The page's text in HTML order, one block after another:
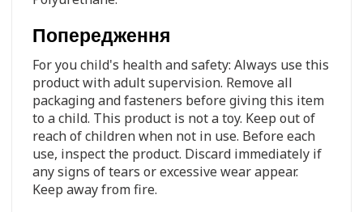
Попередження
For you child's health and safety: Always use this
product with adult supervision. Remove all
packaging and fasteners before giving this item
to a child. This product is not a toy. Keep out of
reach of children when not in use. Before each
use, inspect the product. Discard immediately if
any signs of tears or excessive wear appear.
Keep away from fire.